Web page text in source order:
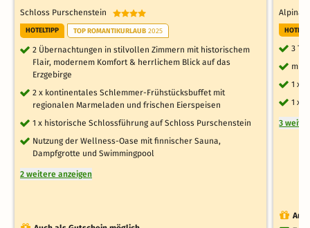
Schloss Purschenstein
HOTELTIPP TOP ROMANTIKURLAUB 2025
2 Übernachtungen in stilvollen Zimmern mit historischem
Flair, modernem Komfort & herrlichem Blick auf das
Erzgebirge
2 x kontinentales Schlemmer-Frühstücksbuffet mit
regionalen Marmeladen und frischen Eierspeisen
1 x historische Schlossführung auf Schloss Purschenstein
Nutzung der Wellness-Oase mit finnischer Sauna,
Dampfgrotte und Swimmingpool
2 weitere anzeigen
Alpina
3
mit
1 x
1 x
3